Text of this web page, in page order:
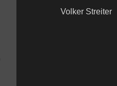
Volker Streiter